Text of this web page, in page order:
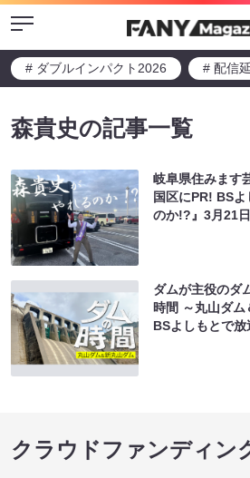
Menu
# ダブルインパクト2026 # 配信
森貴史の記事一覧
岐阜県住みます
国区にPR! BS
のか!?』3月21
ダムが主役のダ
時間 ～丸山ダム
BSよしもとで
クラウドファンディン